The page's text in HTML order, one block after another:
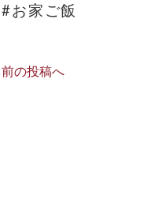
#お家ご飯
前の投稿へ